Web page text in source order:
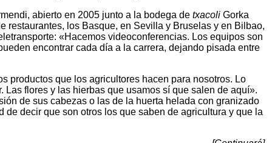
abierto en 2005 junto a la bodega de txacoli Gorka
restaurantes, los Basque, en Sevilla y Bruselas y en Bilbao,
«Hacemos videoconferencias. Los equipos son
encontrar cada día a la carrera, dejando pisada entre
productos que los agricultores hacen para nosotros. Lo
flores y las hierbas que usamos sí que salen de aquí».
de sus cabezas o las de la huerta helada con granizado
decir que son otros los que saben de agricultura y que la